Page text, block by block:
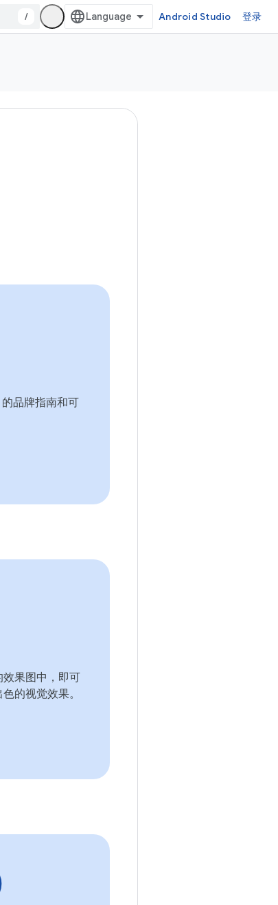
/ Android Studio 登录
品牌指南和可
果图中，即可
的视觉效果。